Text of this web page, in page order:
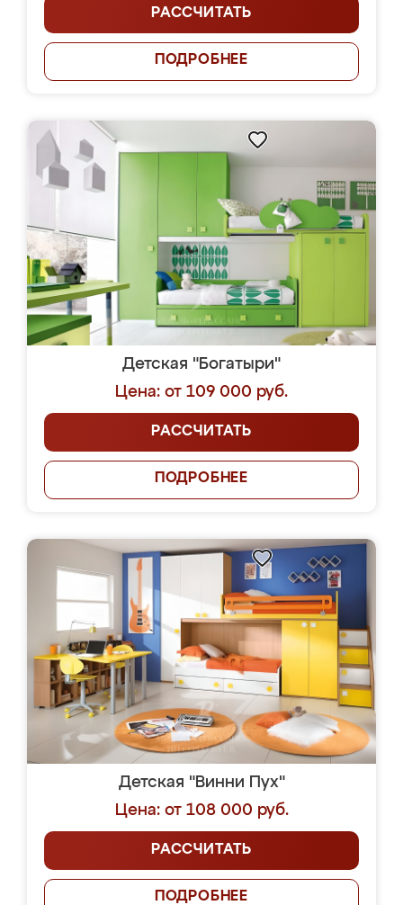
РАССЧИТАТЬ
ПОДРОБНЕЕ
Детская "Богатыри"
Цена: от 109 000 руб.
РАССЧИТАТЬ
ПОДРОБНЕЕ
Детская "Винни Пух"
Цена: от 108 000 руб.
РАССЧИТАТЬ
ПОДРОБНЕЕ